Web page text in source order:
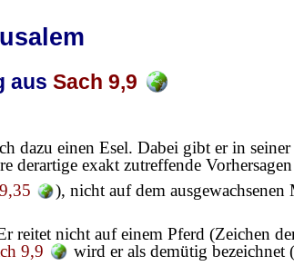
ausSach 9,9
dazu einen Esel. Dabei gibt er in
derartige exakt zutreffende
), nicht auf dem
reitet nicht auf einem Pferd (Zeichen
9,9 wird er als demütig bezeichnet